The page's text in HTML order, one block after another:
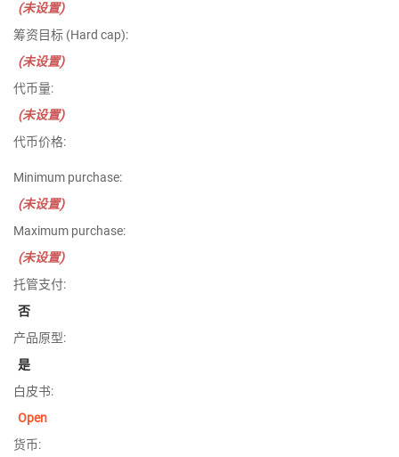
(未设置)
筹资目标 (Hard cap):
(未设置)
代币量:
(未设置)
代币价格:
Minimum purchase:
(未设置)
Maximum purchase:
(未设置)
托管支付:
否
产品原型:
是
白皮书:
Open
货币: